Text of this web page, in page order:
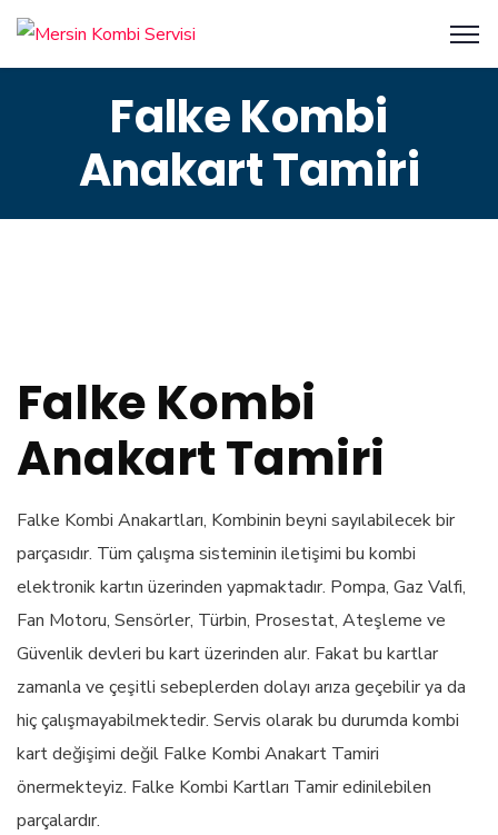
Falke Kombi
Anakart Tamiri
Falke Kombi
Anakart Tamiri
Falke Kombi Anakartları, Kombinin beyni sayılabilecek bir
parçasıdır. Tüm çalışma sisteminin iletişimi bu kombi
elektronik kartın üzerinden yapmaktadır. Pompa, Gaz Valfi,
Fan Motoru, Sensörler, Türbin, Prosestat, Ateşleme ve
Güvenlik devleri bu kart üzerinden alır. Fakat bu kartlar
zamanla ve çeşitli sebeplerden dolayı arıza geçebilir ya da
hiç çalışmayabilmektedir. Servis olarak bu durumda kombi
kart değişimi değil Falke Kombi Anakart Tamiri
önermekteyiz. Falke Kombi Kartları Tamir edinilebilen
parçalardır.